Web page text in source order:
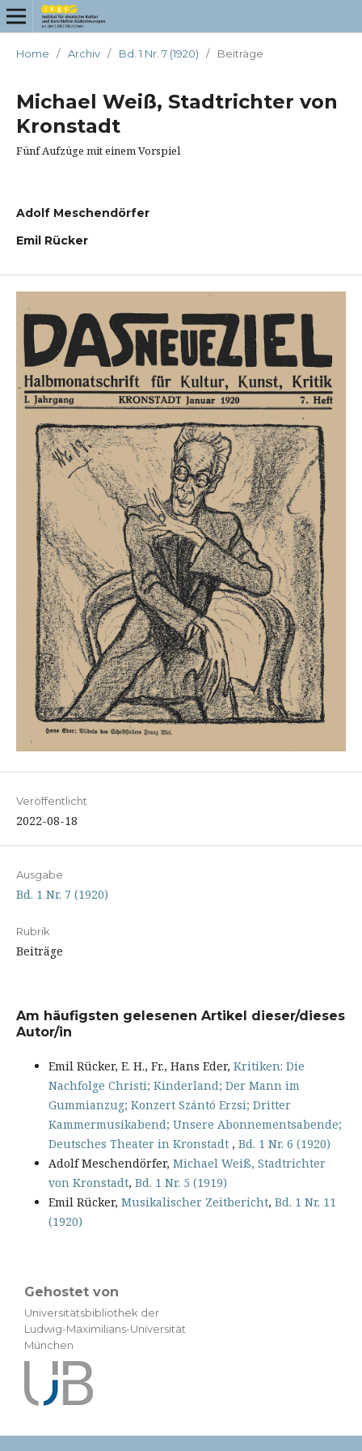
Home / Archiv / Bd. 1 Nr. 7 (1920) / Beiträge
Michael Weiß, Stadtrichter von
Kronstadt
Fünf Aufzüge mit einem Vorspiel
Adolf Meschendörfer
Emil Rücker
Veröffentlicht
2022-08-18
Ausgabe
Bd. 1 Nr. 7 (1920)
Rubrik
Beiträge
Am häufigsten gelesenen Artikel dieser/dieses
Autor/in
Emil Rücker, E. H., Fr., Hans Eder, Kritiken: Die
Nachfolge Christi; Kinderland; Der Mann im
Gummianzug; Konzert Szántó Erzsi; Dritter
Kammermusikabend; Unsere Abonnementsabende;
Deutsches Theater in Kronstadt , Bd. 1 Nr. 6 (1920)
Adolf Meschendörfer, Michael Weiß, Stadtrichter
von Kronstadt, Bd. 1 Nr. 5 (1919)
Emil Rücker, Musikalischer Zeitbericht, Bd. 1 Nr. 11
(1920)
Gehostet von
Universitätsbibliothek der
Ludwig-Maximilians-Universität
München